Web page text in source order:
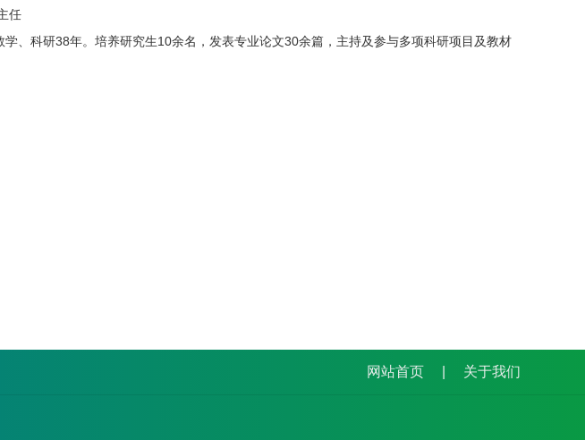
任
、科研38年。培养研究生10余名，发表专业论文30余篇，主持及参与多项科研项目及教材
网站首页 关于我们